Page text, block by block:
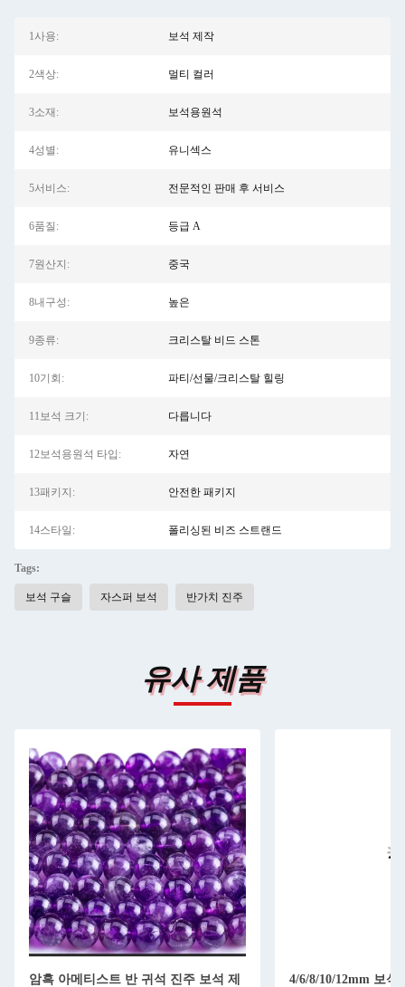
1사용: 보석 제작
2색상: 멀티 컬러
3소재: 보석용원석
4성별: 유니섹스
5서비스: 전문적인 판매 후 서비스
6품질: 등급 A
7원산지: 중국
8내구성: 높은
9종류: 크리스탈 비드 스톤
10기회: 파티/선물/크리스탈 힐링
11보석 크기: 다릅니다
12보석용원석 타입: 자연
13패키지: 안전한 패키지
14스타일: 폴리싱된 비즈 스트랜드
Tags:
보석 구슬 자스퍼 보석 반가치 진주
유사 제품
암흑 아메티스트 반 귀석 진주 보석 제
4/6/8/10/12mm 보석